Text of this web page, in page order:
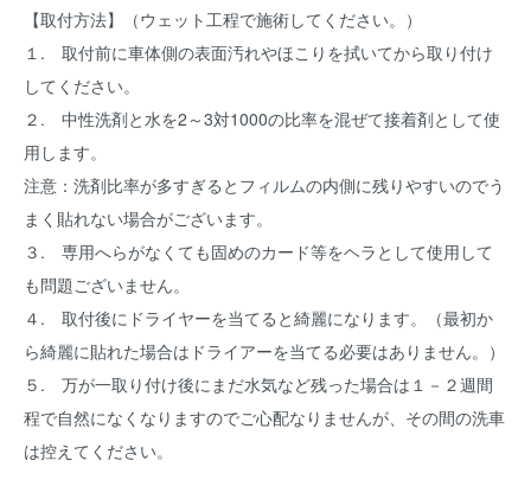
【取付方法】（ウェット工程で施術してください。）
１. 取付前に車体側の表面汚れやほこりを拭いてから取り付け
してください。
２. 中性洗剤と水を2～3対1000の比率を混ぜて接着剤として使
用します。
注意：洗剤比率が多すぎるとフィルムの内側に残りやすいのでう
まく貼れない場合がございます。
３. 専用へらがなくても固めのカード等をヘラとして使用して
も問題ございません。
４. 取付後にドライヤーを当てると綺麗になります。（最初か
ら綺麗に貼れた場合はドライアーを当てる必要はありません。）
５. 万が一取り付け後にまだ水気など残った場合は１－２週間
程で自然になくなりますのでご心配なりませんが、その間の洗車
は控えてください。